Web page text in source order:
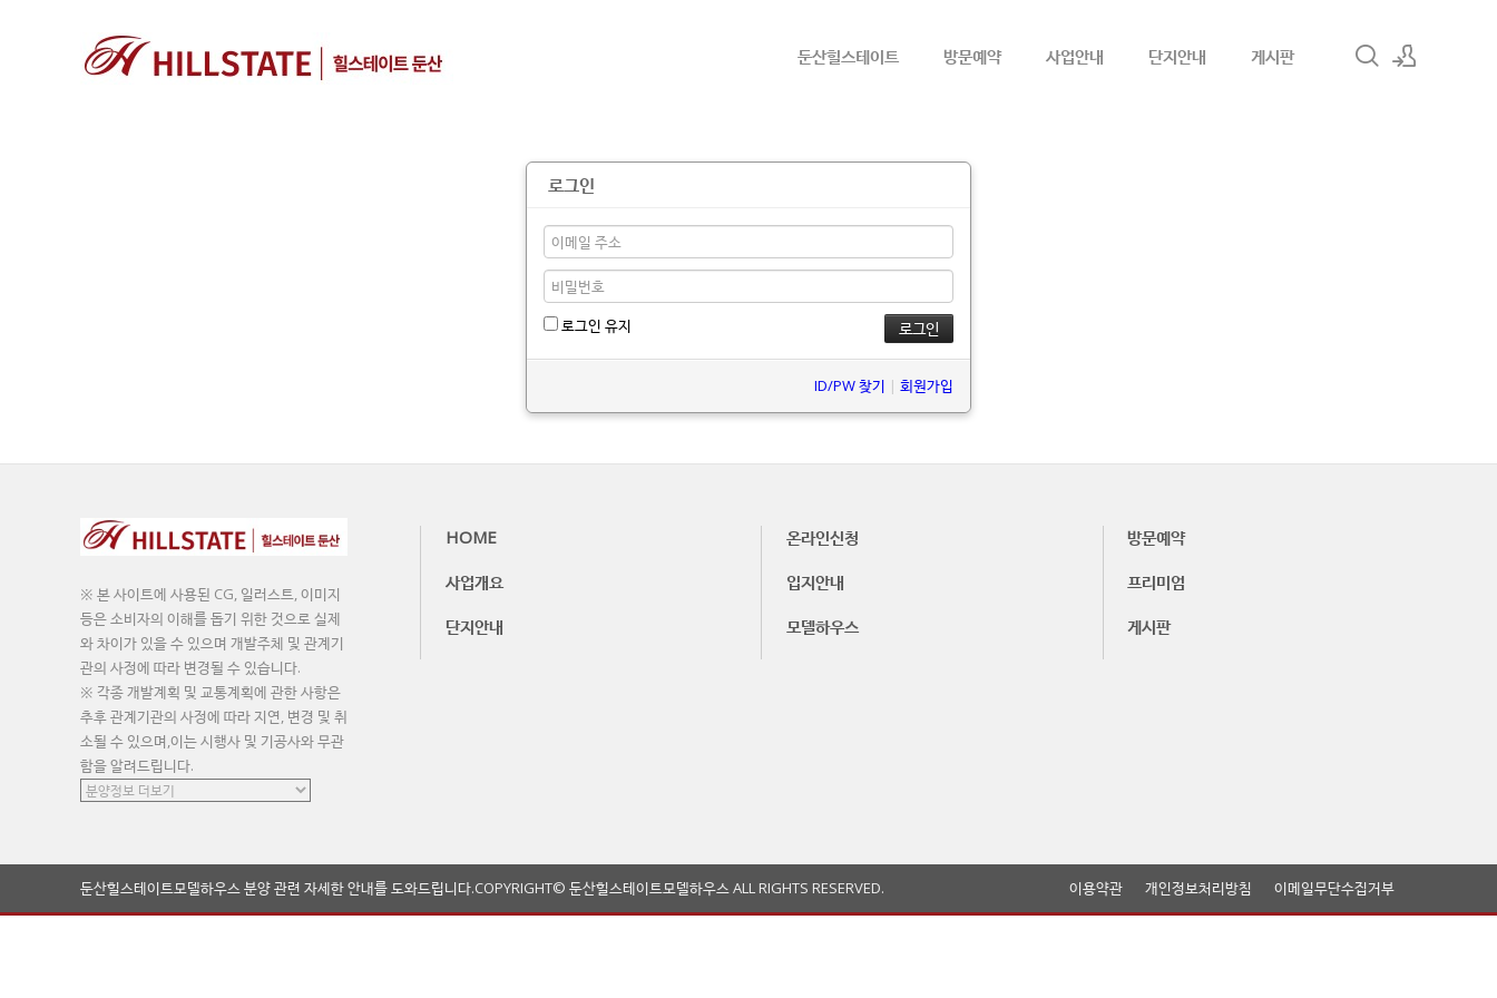
둔산힐스테이트 방문예약 사업안내 단지안내 게시판
로그인
로그인 유지
ID/PW 찾기 | 회원가입
※ 본 사이트에 사용된 CG, 일러스트, 이미지
등은 소비자의 이해를 돕기 위한 것으로 실제
와 차이가 있을 수 있으며 개발주체 및 관계기
관의 사정에 따라 변경될 수 있습니다.
※ 각종 개발계획 및 교통계획에 관한 사항은
추후 관계기관의 사정에 따라 지연, 변경 및 취
소될 수 있으며,이는 시행사 및 기공사와 무관
함을 알려드립니다.
HOME 온라인신청
방문예약
사업개요
입지안내
프리미엄
단지안내
모델하우스 게시판
둔산힐스테이트모델하우스 분양 관련 자세한 안내를 도와드립니다. 이메일무단수집거부
개인정보처리방침
이용약관
COPYRIGHT© 둔산힐스테이트모델하우스 ALL RIGHTS RESERVED.